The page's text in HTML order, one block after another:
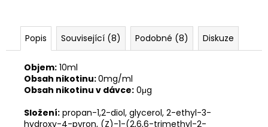
Popis Související (8) Podobné (8) Diskuze
Objem: 10ml
Obsah nikotinu:0mg/ml
Obsah nikotinu v dávce: 0μg
Složení: propan-1,2-diol, glycerol, 2-ethyl-3-
hydroxy-4-pyron, (Z)-1-(2,6,6-trimethyl-2-